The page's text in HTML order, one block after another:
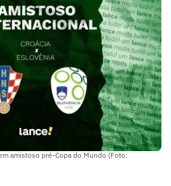
amistoso pré-Copa do Mundo (Foto: